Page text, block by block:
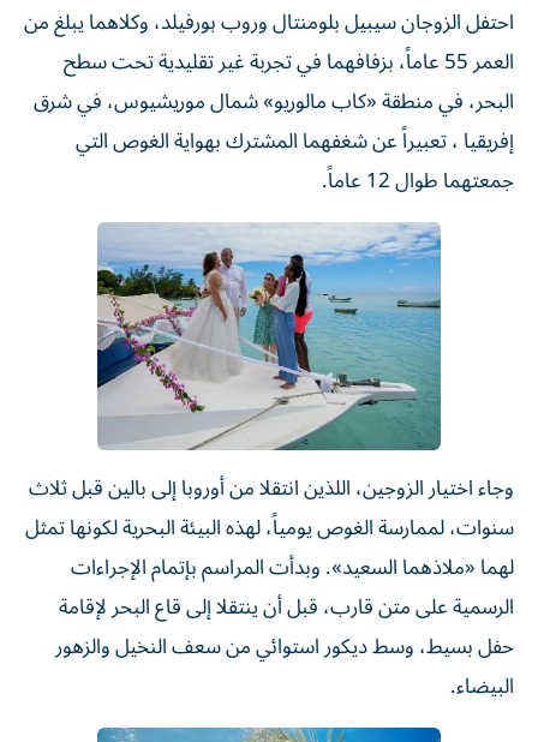
احتفل الزوجان سيبيل بلومنتال وروب بورفيلد، وكلاهما يبلغ من
العمر 55 عاماً، بزفافهما في تجربة غير تقليدية تحت سطح
البحر، في منطقة «كاب مالوريو» شمال موريشيوس، في شرق
إفريقيا ، تعبيراً عن شغفهما المشترك بهواية الغوص التي
جمعتهما طوال 12 عاماً.
وجاء اختيار الزوجين، اللذين انتقلا من أوروبا إلى بالين قبل ثلاث
سنوات، لممارسة الغوص يومياً، لهذه البيئة البحرية لكونها تمثل
لهما «ملاذهما السعيد». وبدأت المراسم بإتمام الإجراءات
الرسمية على متن قارب، قبل أن ينتقلا إلى قاع البحر لإقامة
حفل بسيط، وسط ديكور استوائي من سعف النخيل والزهور
البيضاء.